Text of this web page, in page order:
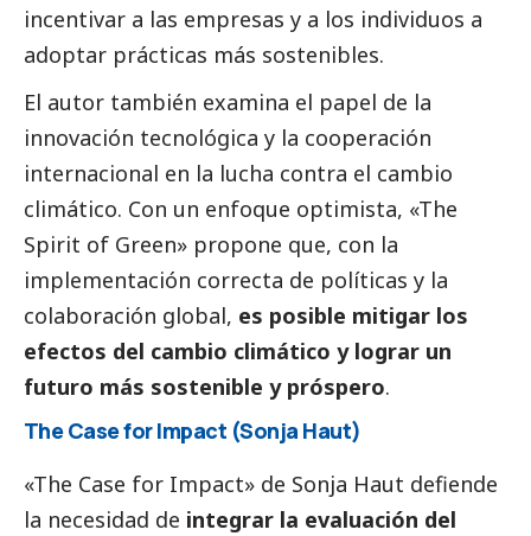
incentivar a las empresas y a los individuos a
adoptar prácticas más sostenibles.
El autor también examina el papel de la
innovación tecnológica y la cooperación
internacional en la lucha contra el cambio
climático. Con un enfoque optimista, «The
Spirit of Green» propone que, con la
implementación correcta de políticas y la
colaboración global, es posible mitigar los
efectos del cambio climático y lograr un
futuro más sostenible y próspero.
The Case for Impact (Sonja Haut)
«The Case for Impact» de Sonja Haut defiende
la necesidad de integrar la evaluación del